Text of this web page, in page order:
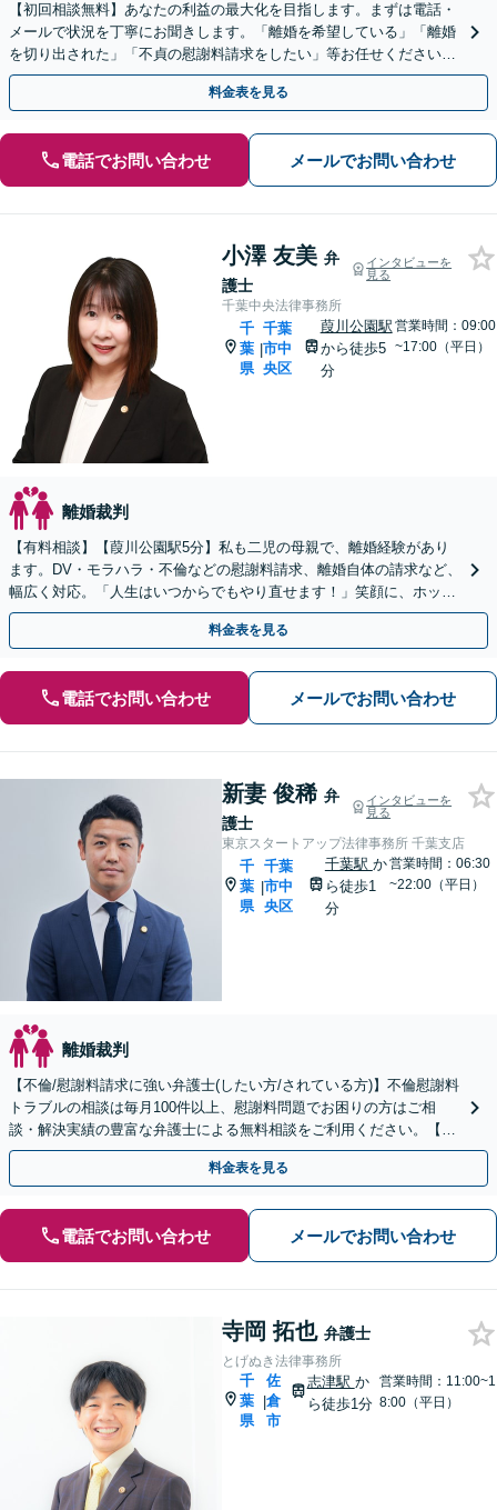
【初回相談無料】あなたの利益の最大化を目指します。まずは電話・
メールで状況を丁寧にお聞きします。「離婚を希望している」「離婚
を切り出された」「不貞の慰謝料請求をしたい」等お任せください。
【リーズナブルな料金設定】
料金表を見る
電話でお問い合わせ メールでお問い合わせ
小澤 友美 弁
護士
インタビューを
見る
千葉中央法律事務所
千
葉
県
|
千葉
市中
央区
葭川公園駅
から徒歩5
分
営業時間：09:00
~17:00（平日）
離婚裁判
【有料相談】【葭川公園駅5分】私も二児の母親で、離婚経験があり
ます。DV・モラハラ・不倫などの慰謝料請求、離婚自体の請求など、
幅広く対応。「人生はいつからでもやり直せます！」笑顔に、ホッと
できるよう、親身に寄り添います【電話・メール相談可】
料金表を見る
電話でお問い合わせ メールでお問い合わせ
新妻 俊稀 弁
護士
インタビューを
見る
東京スタートアップ法律事務所 千葉支店
千
葉
県
|
千葉
市中
央区
千葉駅 か
ら徒歩1
分
営業時間：06:30
~22:00（平日）
離婚裁判
【不倫/慰謝料請求に強い弁護士(したい方/されている方)】不倫慰謝料
トラブルの相談は毎月100件以上、慰謝料問題でお困りの方はご相
談・解決実績の豊富な弁護士による無料相談をご利用ください。【不
倫相談は初回0円】【千葉県全域対応】
料金表を見る
電話でお問い合わせ メールでお問い合わせ
寺岡 拓也 弁護士
とげぬき法律事務所
千
葉
県
|
佐
倉
市
志津駅 か
ら徒歩1分
営業時間：11:00~1
8:00（平日）